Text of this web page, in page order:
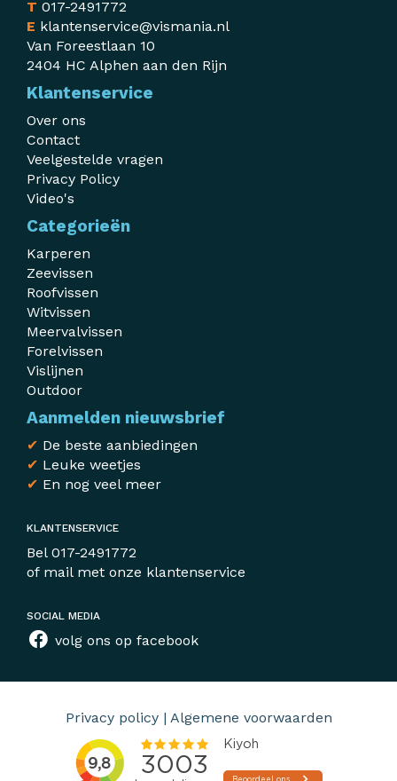
T 017-2491772
E klantenservice@vismania.nl
Van Foreestlaan 10
2404 HC Alphen aan den Rijn
Klantenservice
Over ons
Contact
Veelgestelde vragen
Privacy Policy
Video's
Categorieën
Karperen
Zeevissen
Roofvissen
Witvissen
Meervalvissen
Forelvissen
Vislijnen
Outdoor
Aanmelden nieuwsbrief
✔ De beste aanbiedingen
✔ Leuke weetjes
✔ En nog veel meer
KLANTENSERVICE
Bel 017-2491772
of mail met onze klantenservice
SOCIAL MEDIA
volg ons op facebook
Privacy policy| Algemene voorwaarden